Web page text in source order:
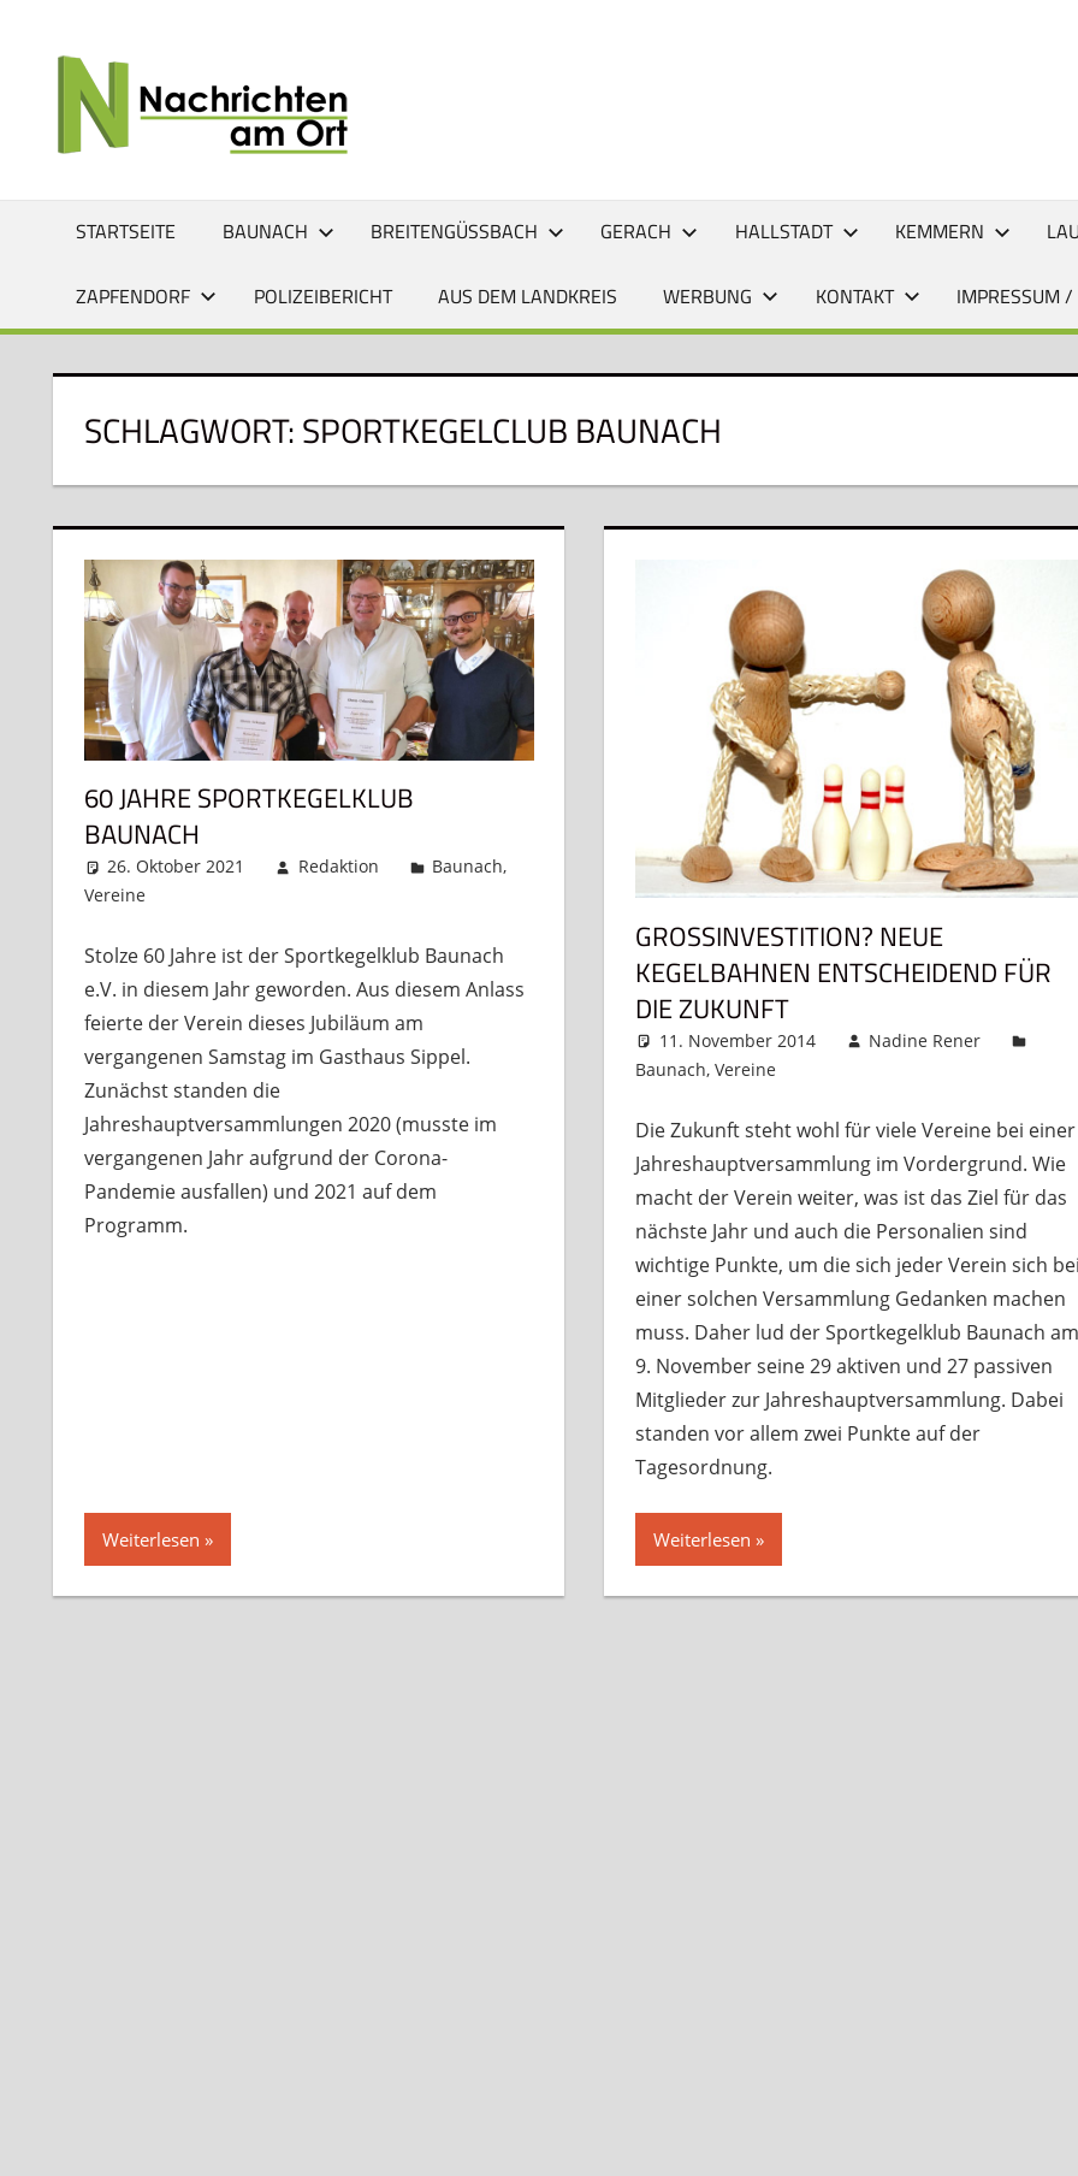
ORT
Lokale
News
Baunach,
Hallstadt,
Lauter,
Rattelsdorf,
Reckendorf
Zapfendorf
STARTSEITE BAUNACH BREITENGÜSSBACH GERACH HALLSTADT KEMMERN
ZAPFENDORF POLIZEIBERICHT AUS DEM LANDKREIS WERBUNG KONTAKT IMPRESSUM /
SCHLAGWORT:SPORTKEGELCLUB BAUNACH
60 JAHRE SPORTKEGELKLUB
BAUNACH
26. Oktober 2021 Redaktion Baunach,
Vereine
Stolze 60 Jahre ist der Sportkegelklub Baunach
e.V. in diesem Jahr geworden. Aus diesem Anlass
feierte der Verein dieses Jubiläum am
vergangenen Samstag im Gasthaus Sippel.
Zunächst standen die
Jahreshauptversammlungen 2020 (musste im
vergangenen Jahr aufgrund der Corona-
Pandemie ausfallen) und 2021 auf dem
Programm.
Weiterlesen
GROSSINVESTITION? NEUE K
EGELBAHNEN ENTSCHEIDEND FÜR D
IE ZUKUNFT
11. November 2014
Nadine Rener
Baunach, Vereine
Die Zukunft steht wohl für viele Vereine bei einer
Jahreshauptversammlung im Vordergrund. Wie
macht der Verein weiter, was ist das Ziel für das
nächste Jahr und auch die Personalien sind
wichtige Punkte, um die sich jeder Verein sich
einer solchen Versammlung Gedanken machen
muss. Daher lud der Sportkegelklub Baunach am
9. November seine 29 aktiven und 27 passiven
Mitglieder zur Jahreshauptversammlung. Dabei
standen vor allem zwei Punkte auf der
Tagesordnung.
Weiterlesen